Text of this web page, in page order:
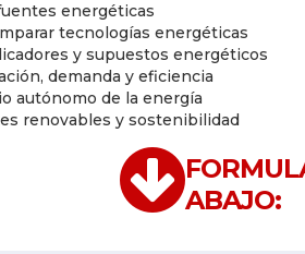
energéticas
tecnologías energéticas
y supuestos energéticos
demanda y eficiencia
autónomo de la energía
renovables y sostenibilidad
ABAJO: